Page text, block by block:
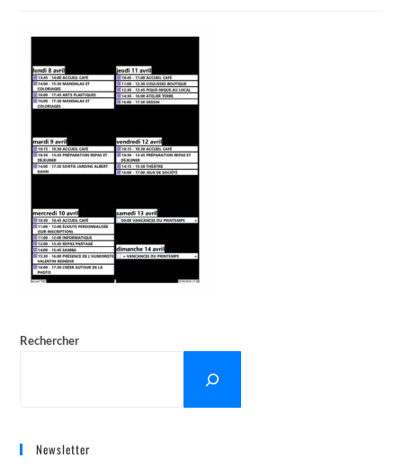
Rechercher
Newsletter